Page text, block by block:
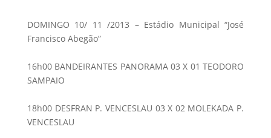
DOMINGO 10/ 11 /2013 – Estádio Municipal “José
Francisco Abegão”
16h00 BANDEIRANTES PANORAMA 03 X 01 TEODORO
SAMPAIO
18h00 DESFRAN P. VENCESLAU 03 X 02 MOLEKADA P.
VENCESLAU